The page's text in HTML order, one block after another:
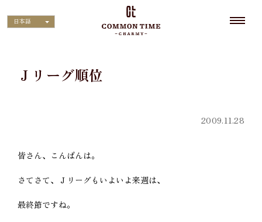
日本語
Ｊリーグ順位
2009.11.28
皆さん、こんばんは。
さてさて、Ｊリーグもいよいよ来週は、
最終節ですね。